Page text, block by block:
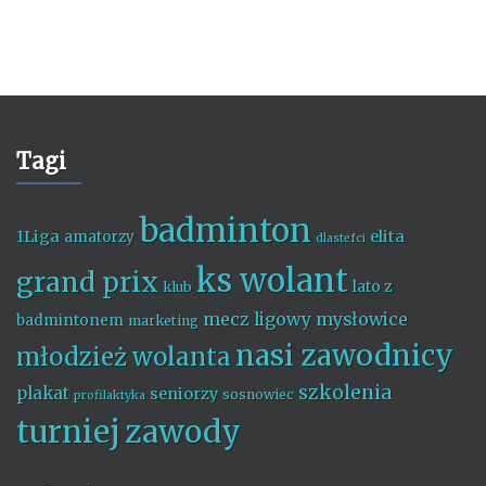
Tagi
1Liga amatorzy badminton dlastefci elita
grand prix klub ks wolant lato z
badmintonem marketing mecz ligowy mysłowice
młodzież wolanta nasi zawodnicy
plakat profilaktyka seniorzy sosnowiec szkolenia
turniej zawody